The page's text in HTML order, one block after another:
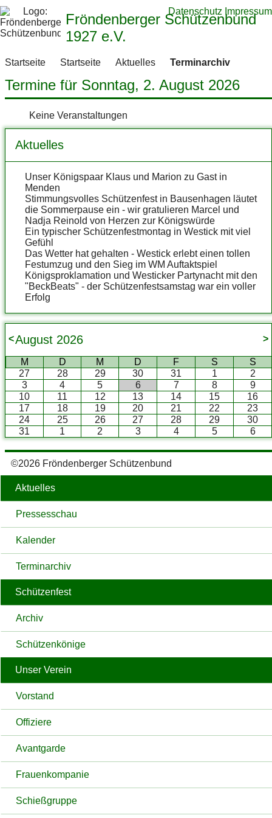
Fröndenberger Schützenbund
1927 e.V.
Aktuelles
Pressesschau
Kalender
Terminarchiv
Schützenfest
Archiv
Schützenkönige
Unser Verein
Vorstand
Offiziere
Avantgarde
Frauenkompanie
Schießgruppe
Datenschutz Impressum
Startseite Startseite Aktuelles Terminarchiv
Termine für Sonntag, 2. August 2026
Keine Veranstaltungen
Aktuelles
Unser Königspaar Klaus und Marion zu Gast in
Menden
Stimmungsvolles Schützenfest in Bausenhagen läutet
die Sommerpause ein - wir gratulieren Marcel und
Nadja Reinold von Herzen zur Königswürde
Ein typischer Schützenfestmontag in Westick mit viel
Gefühl
Das Wetter hat gehalten - Westick erlebt einen tollen
Festumzug und den Sieg im WM Auftaktspiel
Königsproklamation und Westicker Partynacht mit den
"BeckBeats" - der Schützenfestsamstag war ein voller
Erfolg
August 2026
< >
M D M D F S
S
27
28 29 30 31 1
2
3
4 5 6 7 8
9
10
11 12 13 14 15
16
17
18 19 20 21 22
23
24
25 26 27 28 29
30
31
1 2 3 4 5 6
©2026 Fröndenberger Schützenbund